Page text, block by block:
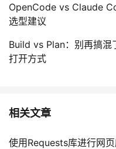
OpenCode vs Claude
选型建议
Build vs Plan：别再搞
打开方式
相关文章
使用Requests库进行网